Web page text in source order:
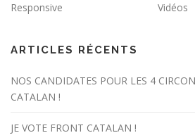
Responsive
Vidéos
ARTICLES RÉCENTS
NOS CANDIDATES POUR LES 4
CATALAN !
JE VOTE FRONT CATALAN !